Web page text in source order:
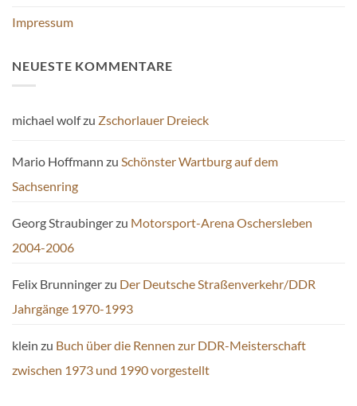
Impressum
NEUESTE KOMMENTARE
michael wolfzu Zschorlauer Dreieck
Mario Hoffmann zu Schönster Wartburg auf dem
Sachsenring
Georg Straubingerzu Motorsport-Arena Oschersleben
2004-2006
Felix Brunningerzu Der Deutsche Straßenverkehr/DDR
Jahrgänge 1970-1993
klein zu Buch über die Rennen zur DDR-Meisterschaft
zwischen 1973 und 1990 vorgestellt